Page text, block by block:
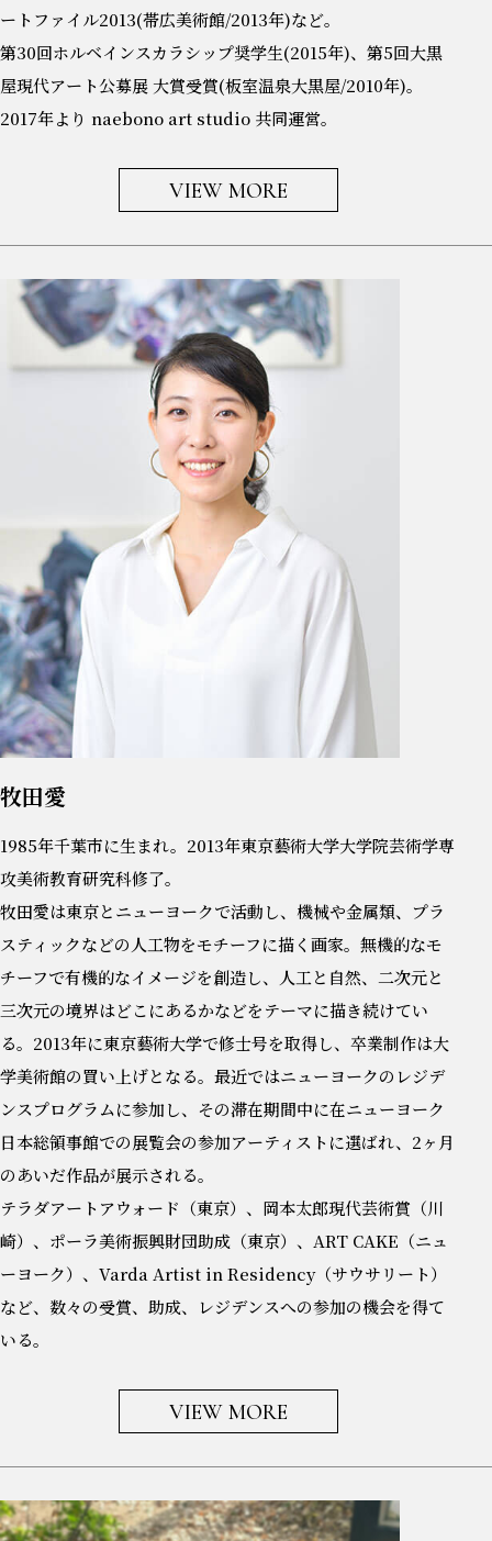
ートファイル2013(帯広美術館/2013年)など。
第30回ホルベインスカラシップ奨学生(2015年)、第5回大黒
屋現代アート公募展 大賞受賞(板室温泉大黒屋/2010年)。
2017年より naebono art studio 共同運営。
VIEW MORE
牧田愛
1985年千葉市に生まれ。2013年東京藝術大学大学院芸術学専
攻美術教育研究科修了。
牧田愛は東京とニューヨークで活動し、機械や金属類、プラ
スティックなどの人工物をモチーフに描く画家。無機的なモ
チーフで有機的なイメージを創造し、人工と自然、二次元と
三次元の境界はどこにあるかなどをテーマに描き続けてい
る。2013年に東京藝術大学で修士号を取得し、卒業制作は大
学美術館の買い上げとなる。最近ではニューヨークのレジデ
ンスプログラムに参加し、その滞在期間中に在ニューヨーク
日本総領事館での展覧会の参加アーティストに選ばれ、2ヶ月
のあいだ作品が展示される。
テラダアートアウォード（東京）、岡本太郎現代芸術賞（川
崎）、ポーラ美術振興財団助成（東京）、ART CAKE（ニュ
ーヨーク）、Varda Artist in Residency（サウサリート）
など、数々の受賞、助成、レジデンスへの参加の機会を得て
いる。
VIEW MORE